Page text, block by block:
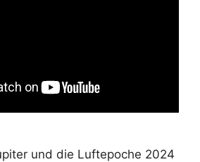
und die Luftepoche 2024